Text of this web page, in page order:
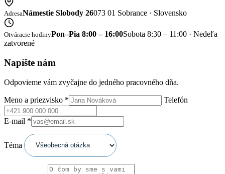
AdresaNámestie Slobody 26073 01 Sobrance · Slovensko
Otváracie hodinyPon–Pia 8:00 – 16:00Sobota 8:30 – 11:00 · Nedeľa
zatvorené
Napíšte nám
Odpovieme vám zvyčajne do jedného pracovného dňa.
Meno a priezvisko * Telefón
E-mail *
Téma